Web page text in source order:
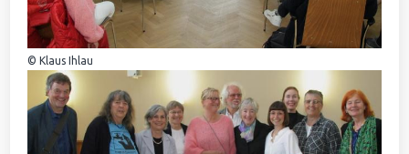
© Klaus Ihlau